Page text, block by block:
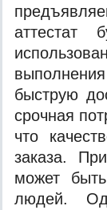
аттестат
быструю
срочная
что
заказа.
может
людей.